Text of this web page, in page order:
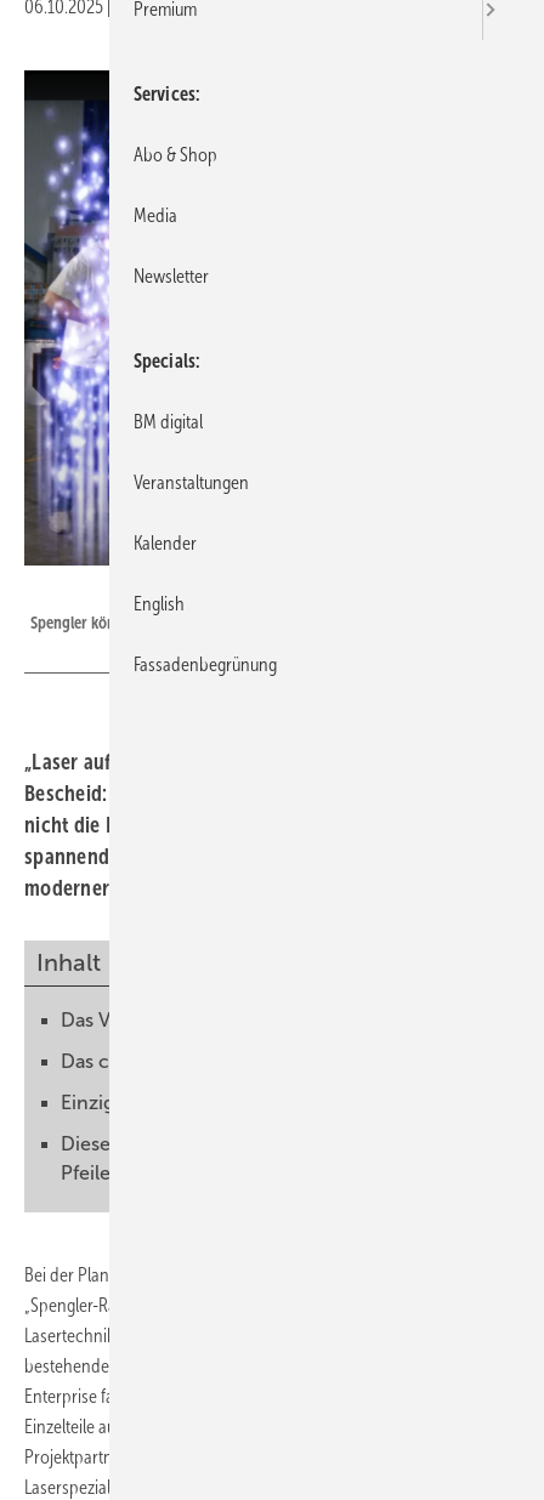
06.10.2025 Druckvorschau
Spengler können ALLES – sogar beamen!
„Laser auf Betäubung!“ Echte Treckies wissen natürlich
Bescheid: Die Crew des TV-Raumschiffs Enterprise stellt
nicht die Laser, sondern die Phaser auf Betäubung. Umso
spannender ist, zu erfahren was Spengler mithilfe
moderner Lasertechnik leisten können…
Inhalt
Das Video
Das coolste Projekt in 20 Jahren BAUMETALL
Einzigartiges Gemeinschaftsprojekt
Diese Bilderstrecke zeigt erste Projektfotos.
Pfeile an den Bildrändern nutzen!
Bei der Planung und Vorbereitung des BAUMETALL-Workshops
„Spengler-Raumschiff aus Titanzink bauen“ spielt der Einsatz von
Lasertechnik eine bedeutende Rolle. Um das aus Titanzink
bestehende, rund 80 cm lange Modell des legendären Raumschiffs
Enterprise fachgerecht zusammen zu setzen, müssen zahlreiche
Einzelteile ausgeschnitten werden. Genau damit beschäftigen sich die
Projektpartner der Gebrüder Spiegel AG. Die Schweizer
Laserspezialisten kümmern sich um das millimetergenaue
Premium
Services
Abo & Shop
Media
Newsletter
Specials
BM digital
Veranstaltungen
Kalender
English
Fassadenbegrünung